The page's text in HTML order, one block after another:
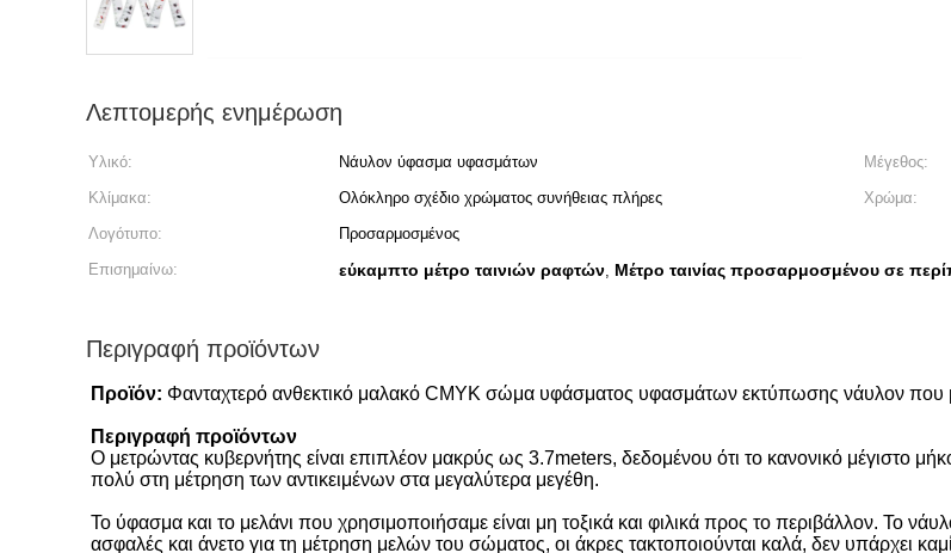
Λεπτομερής ενημέρωση
Υλικό: Νάυλον ύφασμα υφασμάτων Μέγεθος:
Κλίμακα:
Ολόκληρο σχέδιο χρώματος συνήθειας πλήρες Χρώμα:
Λογότυπο:
Προσαρμοσμένος
Επισημαίνω:
εύκαμπτο μέτρο ταινιών ραφτών, Μέτρο ταινίας προσαρμοσμένου σε
Περιγραφή προϊόντων
Προϊόν: Φανταχτερό ανθεκτικό μαλακό CMYK σώμα υφάσματος υφασμάτων εκτύπωσης νάυλον που
Περιγραφή προϊόντων
Ο μετρώντας κυβερνήτης είναι επιπλέον μακρύς ως 3.7meters, δεδομένου ότι το κανονικό μέγιστο
πολύ στη μέτρηση των αντικειμένων στα μεγαλύτερα μεγέθη.
Το ύφασμα και το μελάνι που χρησιμοποιήσαμε είναι μη τοξικά και φιλικά προς το περιβάλλον. Το
ασφαλές και άνετο για τη μέτρηση μελών του σώματος, οι άκρες τακτοποιούνται καλά, δεν υπάρχει